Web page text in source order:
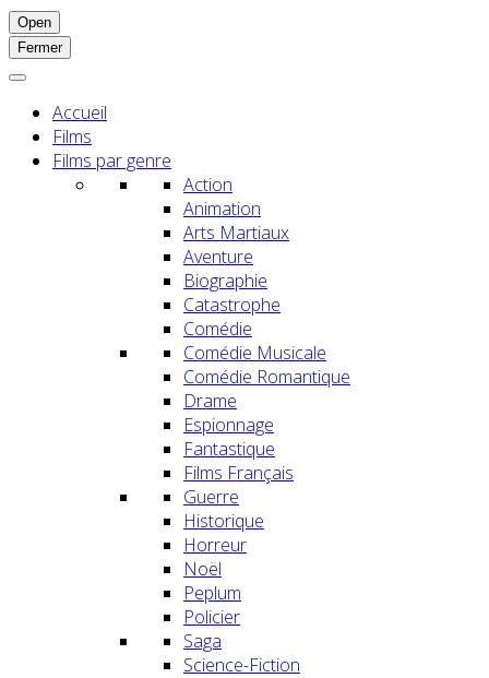
Open
Fermer
Accueil
Films
Films par genre
Action
Animation
Arts Martiaux
Aventure
Biographie
Catastrophe
Comédie
Comédie Musicale
Comédie Romantique
Drame
Espionnage
Fantastique
Films Français
Guerre
Historique
Horreur
Noël
Peplum
Policier
Saga
Science-Fiction